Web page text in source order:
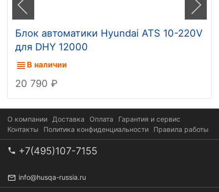
Блок автоматики Hyundai ATS 10-220V
для DHY 12000
В наличии
20 790
О компании Доставка Оплата
Гарантия и сервис
Контакты
Политика конфиденциальности Правила работы
+7(495)107-7155
info@husqa-russia.ru